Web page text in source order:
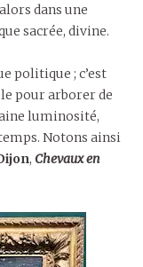
dans une
sacrée, divine.
politique ; c’est
pour arborer de
luminosité,
Notons ainsi
, Chevaux en